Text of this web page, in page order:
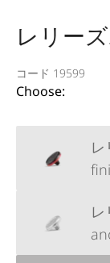
レリー
コード 19599
Choose:
レ